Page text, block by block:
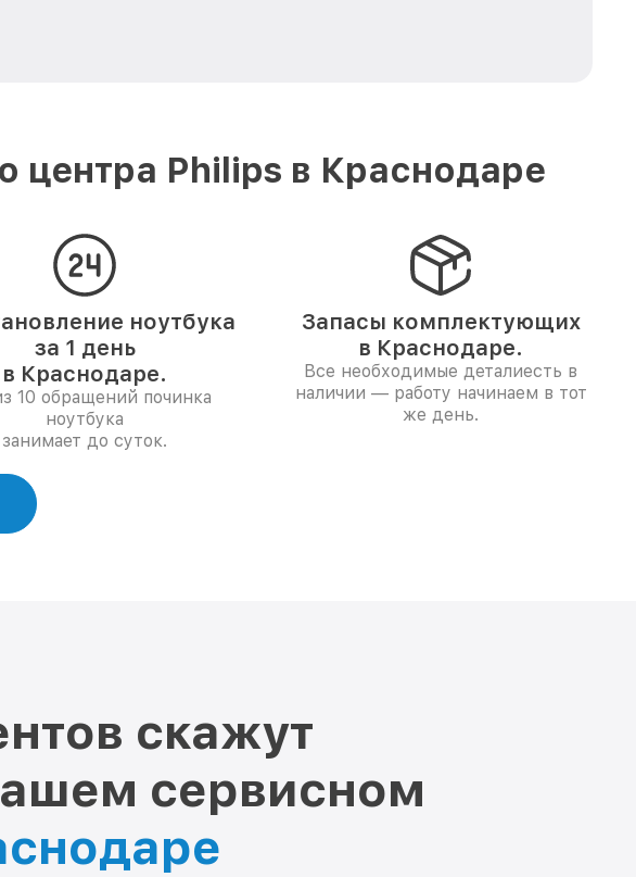
центра Philips в Краснодаре
ноутбука
за 1 день
в Краснодаре.
10 обращений починка
ноутбука
занимает до суток.
Запасы комплектующих
в Краснодаре.
Все необходимые деталиесть в
наличии — работу начинаем в тот
же день.
скажут
сервисном